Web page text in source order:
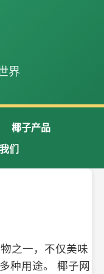
界
椰子产品
们
之一，不仅美味
种用途。 椰子网